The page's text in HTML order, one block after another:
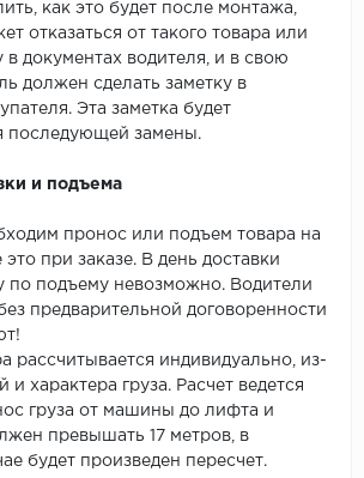
как это будет после монтажа,
отказаться от такого товара или
в документах водителя, и в свою
должен сделать заметку в
Эта заметка будет
последующей замены.
и подъема
пронос или подъем товара на
это при заказе. В день доставки
по подъему невозможно. Водители
предварительной договоренности
рассчитывается индивидуально, из-
и характера груза. Расчет ведется
груза от машины до лифта и
превышать 17 метров, в
будет произведен пересчет.